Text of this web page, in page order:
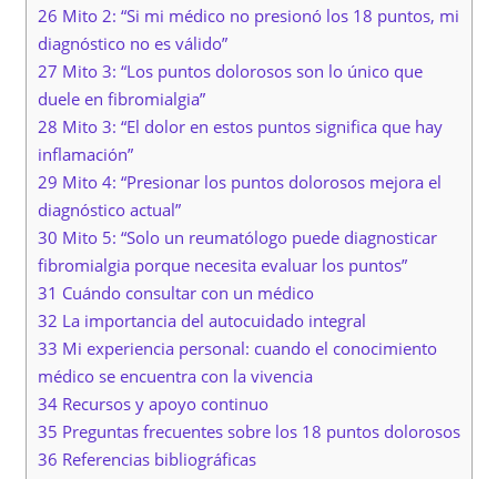
26 Mito 2: “Si mi médico no presionó los 18 puntos, mi
diagnóstico no es válido”
27 Mito 3: “Los puntos dolorosos son lo único que
duele en fibromialgia”
28 Mito 3: “El dolor en estos puntos significa que hay
inflamación”
29 Mito 4: “Presionar los puntos dolorosos mejora el
diagnóstico actual”
30 Mito 5: “Solo un reumatólogo puede diagnosticar
fibromialgia porque necesita evaluar los puntos”
31 Cuándo consultar con un médico
32 La importancia del autocuidado integral
33 Mi experiencia personal: cuando el conocimiento
médico se encuentra con la vivencia
34 Recursos y apoyo continuo
35 Preguntas frecuentes sobre los 18 puntos dolorosos
36 Referencias bibliográficas